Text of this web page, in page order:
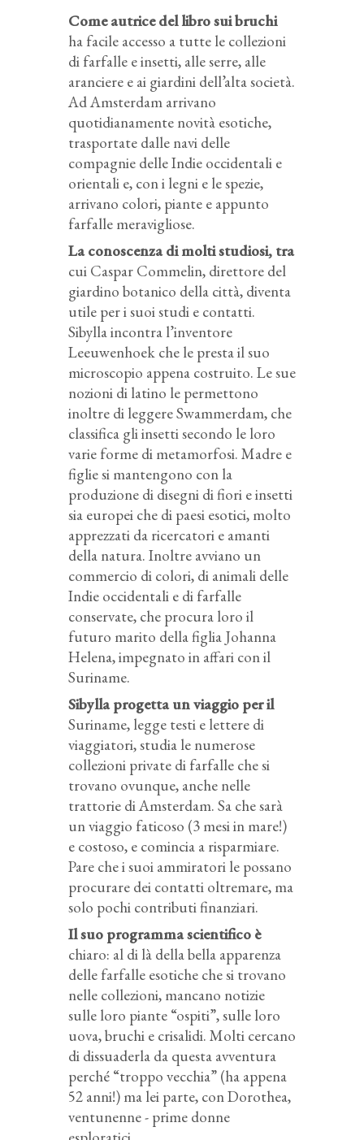
Come autrice del libro sui bruchi
ha facile accesso a tutte le collezioni
di farfalle e insetti, alle serre, alle
aranciere e ai giardini dell’alta società.
Ad Amsterdam arrivano
quotidianamente novità esotiche,
trasportate dalle navi delle
compagnie delle Indie occidentali e
orientali e, con i legni e le spezie,
arrivano colori, piante e appunto
farfalle meravigliose.
La conoscenza di molti studiosi, tra
cui Caspar Commelin, direttore del
giardino botanico della città, diventa
utile per i suoi studi e contatti.
Sibylla incontra l’inventore
Leeuwenhoek che le presta il suo
microscopio appena costruito. Le sue
nozioni di latino le permettono
inoltre di leggere Swammerdam, che
classifica gli insetti secondo le loro
varie forme di metamorfosi. Madre e
figlie si mantengono con la
produzione di disegni di fiori e insetti
sia europei che di paesi esotici, molto
apprezzati da ricercatori e amanti
della natura. Inoltre avviano un
commercio di colori, di animali delle
Indie occidentali e di farfalle
conservate, che procura loro il
futuro marito della figlia Johanna
Helena, impegnato in affari con il
Suriname.
Sibylla progetta un viaggio per il
Suriname, legge testi e lettere di
viaggiatori, studia le numerose
collezioni private di farfalle che si
trovano ovunque, anche nelle
trattorie di Amsterdam. Sa che sarà
un viaggio faticoso (3 mesi in mare!)
e costoso, e comincia a risparmiare.
Pare che i suoi ammiratori le possano
procurare dei contatti oltremare, ma
solo pochi contributi finanziari.
Il suo programma scientifico è
chiaro: al di là della bella apparenza
delle farfalle esotiche che si trovano
nelle collezioni, mancano notizie
sulle loro piante “ospiti”, sulle loro
uova, bruchi e crisalidi. Molti cercano
di dissuaderla da questa avventura
perché “troppo vecchia” (ha appena
52 anni!) ma lei parte, con Dorothea,
ventunenne - prime donne